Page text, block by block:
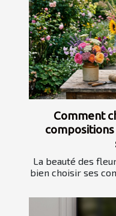
Comment
La beauté des
bien choisir ses